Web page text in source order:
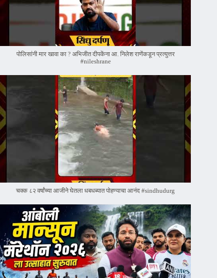
पोलिसांनी मार खावा का ? अभिजीत दीपकेंना आ. निलेश राणेंकडून प्रत्युत्तर
#nileshrane
चक्क ८२ वर्षांच्या आजीने घेतला धबधब्यात पोहण्याचा आनंद #sindhudurg